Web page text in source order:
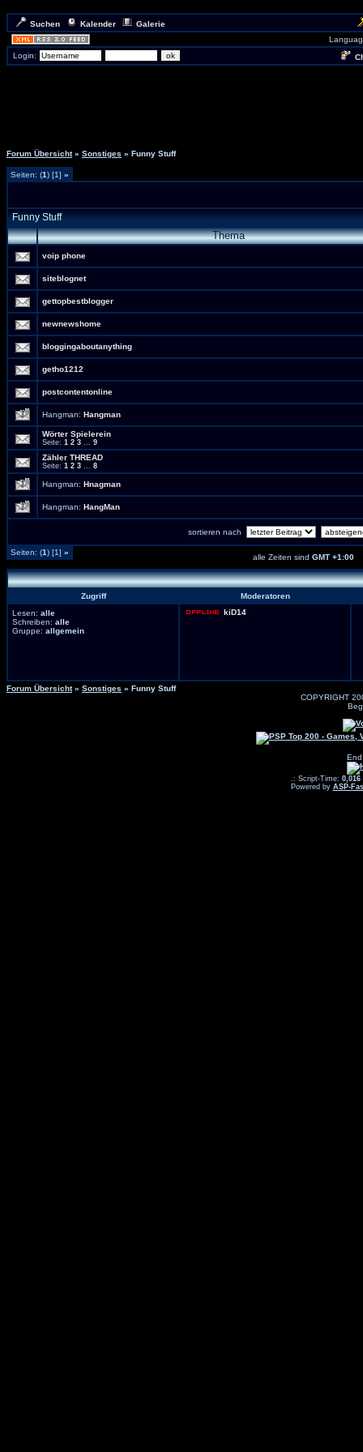
Suchen Kalender
Galerie
Login:
Forum Übersicht » Sonstiges » Funny Stuff
Seiten: (1) [1] »
Funny Stuff
Thema
voip phone
siteblognet
gettopbestblogger
newnewshome
bloggingaboutanything
getho1212
postcontentonline
Hangman: Hangman
Wörter Spielerein
Seite: 1 2 3 ... 9
Zähler THREAD
Seite: 1 2 3 ... 8
Hangman: Hnagman
Hangman: HangMan
sortieren nach
Seiten: (1) [1] »
alle Zeiten sind GMT +1:00
Zugriff
Moderatoren
Lesen: alle
Schreiben: alle
Gruppe: allgemein
kiD14
Forum Übersicht » Sonstiges » Funny Stuff
COPYRIGHT
.: Script-Time: 0,016
Powered by ASP-